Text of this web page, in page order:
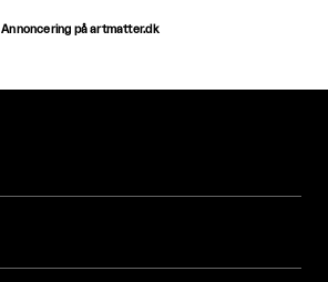
Annoncering på artmatter.dk